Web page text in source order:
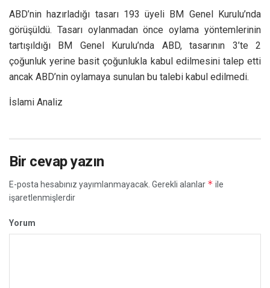
ABD’nin hazırladığı tasarı 193 üyeli BM Genel Kurulu’nda
görüşüldü. Tasarı oylanmadan önce oylama yöntemlerinin
tartışıldığı BM Genel Kurulu’nda ABD, tasarının 3’te 2
çoğunluk yerine basit çoğunlukla kabul edilmesini talep etti
ancak ABD’nin oylamaya sunulan bu talebi kabul edilmedi.
İslami Analiz
Bir cevap yazın
E-posta hesabınız yayımlanmayacak. Gerekli alanlar * ile
işaretlenmişlerdir
Yorum